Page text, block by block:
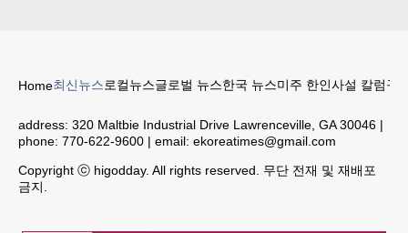
Home최신뉴스로컬뉴스글로벌 뉴스한국 뉴스미주 한인사설 칼럼구
address: 320 Maltbie Industrial Drive Lawrenceville, GA 30046 |
phone: 770-622-9600 | email: ekoreatimes@gmail.com
Copyright ⓒ higodday. All rights reserved. 무단 전재 및 재배포
금지.